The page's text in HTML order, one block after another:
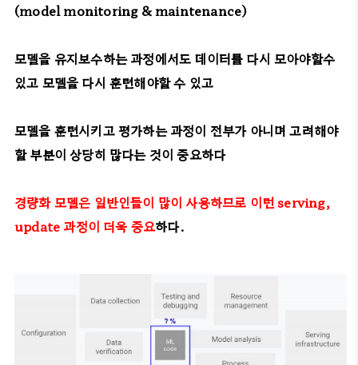
(model monitoring & maintenance)
모델을 유지보수하는 과정에서도 데이터를 다시 모아야할수
있고 모델을 다시 훈련해야할 수 있고
모델을 훈련시키고 평가하는 과정이 전부가 아니며 고려해야
할 부분이 상당히 많다는 것이 중요하다
경량화 모델은 일반인들이 많이 사용하므로 이런 serving,
update 과정이 더욱 중요하다.